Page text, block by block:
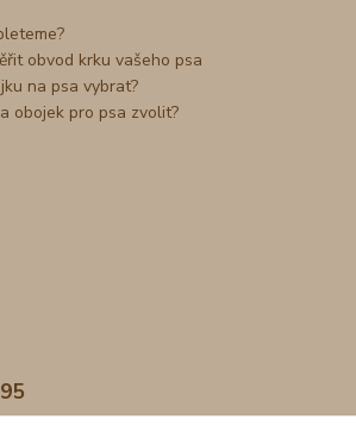
obvod krku vašeho psa
na psa vybrat?
obojek pro psa zvolit?